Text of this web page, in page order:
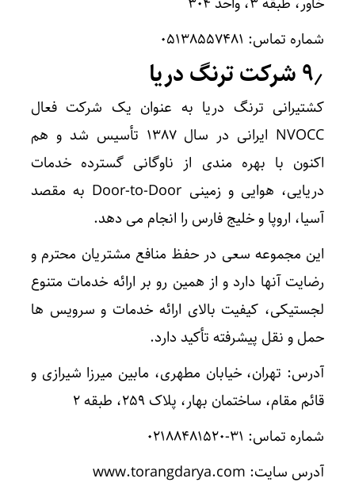
شماره تماس: ۰۵۱۳۸۵۵۷۴۸۱
۹٫ شرکت ترنگ دریا
کشتیرانی ترنگ دریا به عنوان یک شرکت فعال
NVOCC ایرانی در سال ۱۳۸۷ تأسیس شد و هم
اکنون با بهره مندی از ناوگانی گسترده خدمات
دریایی، هوایی و زمینی Door-to-Door به مقصد
آسیا، اروپا و خلیج فارس را انجام می دهد.
این مجموعه سعی در حفظ منافع مشتریان محترم و
رضایت آنها دارد و از همین رو بر ارائه خدمات متنوع
لجستیکی، کیفیت بالای ارائه خدمات و سرویس ها
حمل و نقل پیشرفته تأکید دارد.
آدرس: تهران، خیابان مطهری، مابین میرزا شیرازی و
قائم مقام، ساختمان بهار، پلاک ۲۵۹، طبقه ۲
شماره تماس: ۳۱-۰۲۱۸۸۴۸۱۵۲۰
آدرس سایت: www.torangdarya.com